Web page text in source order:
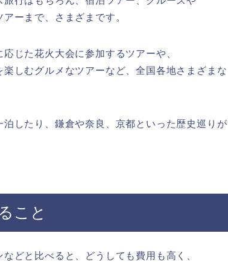
ーまで、さまざまです。
じた花火大会に参加するツアーや、
しむグルメなツアーなど、全国各地さまざまな
したり、鎌倉や奈良、京都といった歴史巡りが
こと
どと比べると、どうしても費用も高く、